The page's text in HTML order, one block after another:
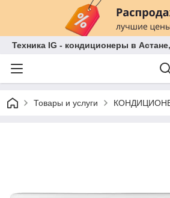
Техника IG - кондиционеры в
Товары и услуги